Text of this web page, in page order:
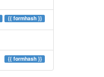
{{ formhash}}
{{ formhash}}